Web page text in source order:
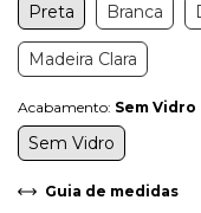
Preta Branca
Madeira Clara
Acabamento: Sem Vidro
Sem Vidro
Guia de medidas